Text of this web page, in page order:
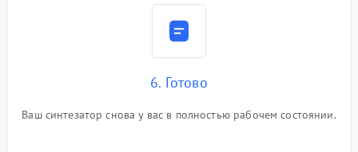
6. Готово
Ваш синтезатор снова у вас в полностью рабочем состоянии.